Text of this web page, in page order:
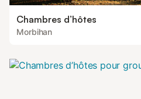
Chambres d’hôtes
Morbihan